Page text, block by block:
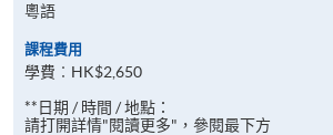
粵語
課程費用
學費︰HK$2,650
**日期 / 時間 / 地點：
請打開詳情"閱讀更多"，參閱最下方